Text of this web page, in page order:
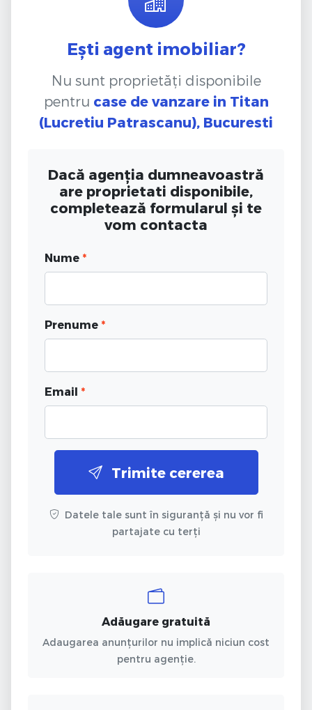
Ești agent imobiliar?
Nu sunt proprietăți disponibile
pentru case de vanzare in Titan
(Lucretiu Patrascanu), Bucuresti
Dacă agenția dumneavoastră
are proprietati disponibile,
completează formularul și te
vom contacta
Nume *
Prenume *
Email *
Trimite cererea
Datele tale sunt în siguranță și nu vor fi
partajate cu terți
Adăugare gratuită
Adaugarea anunțurilor nu implică niciun cost
pentru agenție.